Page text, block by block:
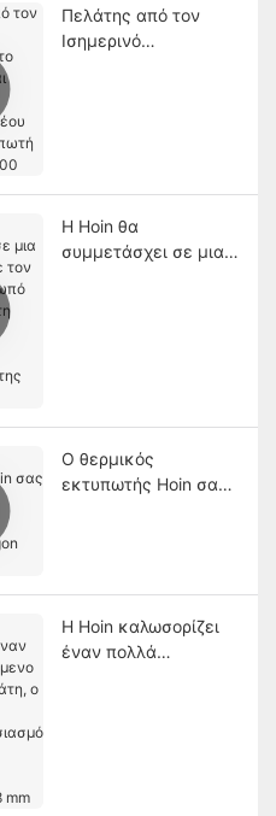
Πελάτης από τον
Ισημερινό
ετικετών HQ400
Η Hoin θα
συμμετάσχει σε μια
Ινδίας!
Ο θερμικός
εκτυπωτής Hoin σας
Η Hoin καλωσορίζει
έναν πολλά